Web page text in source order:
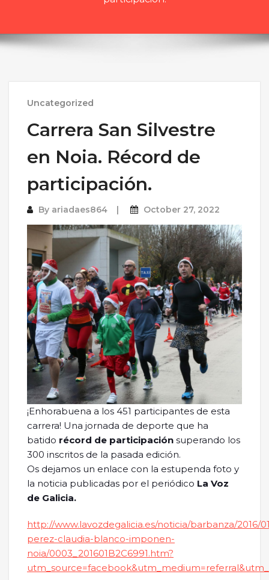
Uncategorized
Carrera San Silvestre
en Noia. Récord de
participación.
By ariadaes864 October 27, 2022
¡Enhorabuena a los 451 participantes de esta
carrera! Una jornada de deporte que ha
batido récord de participación superando los
300 inscritos de la pasada edición.
Os dejamos un enlace con la estupenda foto y
la noticia publicadas por el periódico La Voz
de Galicia.
http://www.lavozdegalicia.es/noticia/barbanza/2016/
perez-claudia-blanco-imponen-
noia/0003_201601B2C6991.htm?